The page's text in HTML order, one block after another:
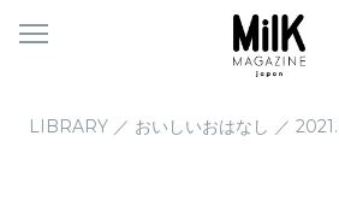
メ
LIBRARY ／ おいしいおはなし ／